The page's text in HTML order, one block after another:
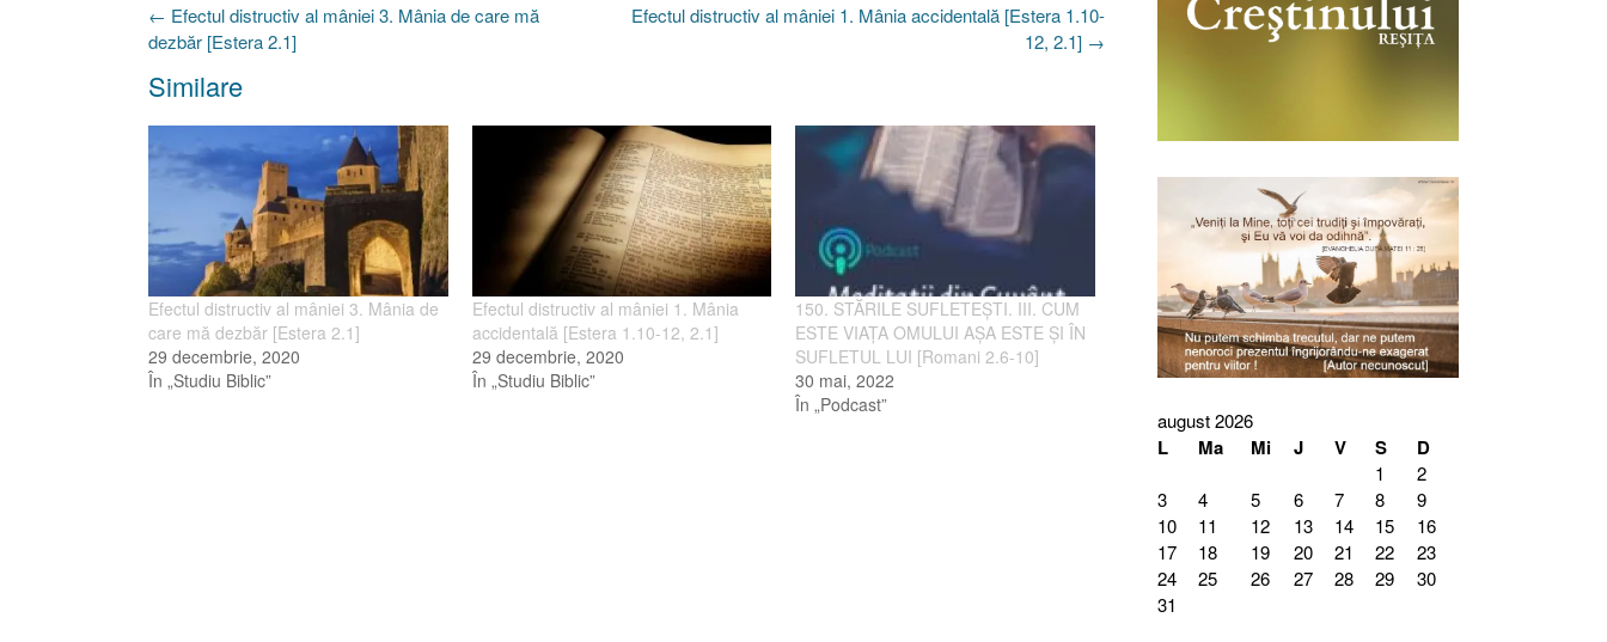
Post
navigation
Efectul distructiv al mâniei 1. Mânia accidentală [Estera 1.10-
12, 2.1] →
← Efectul distructiv al mâniei 3. Mânia de care mă
dezbăr [Estera 2.1]
Similare
Efectul distructiv al mâniei 3. Mânia de
care mă dezbăr [Estera 2.1]
29 decembrie, 2020
În „Studiu Biblic”
Efectul distructiv al mâniei 1. Mânia
accidentală [Estera 1.10-12, 2.1]
29 decembrie, 2020
În „Studiu Biblic”
150. STĂRILE SUFLETEŞTI. III. CUM
ESTE VIAŢA OMULUI AŞA ESTE ŞI ÎN
SUFLETUL LUI [Romani 2.6-10]
30 mai, 2022
În „Podcast”
august 2026
L Ma Mi J V S D
1
2
3
4 5 6 7 8
9
10
11 12 13 14 15
16
17
18 19 20 21 22
23
24
25 26 27 28 29
30
31